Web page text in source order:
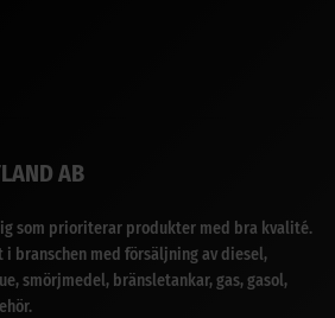
AB
som prioriterar produkter med bra kvalité.
i branschen med försäljning av diesel,
smörjmedel, bränsletankar, gas, gasol,